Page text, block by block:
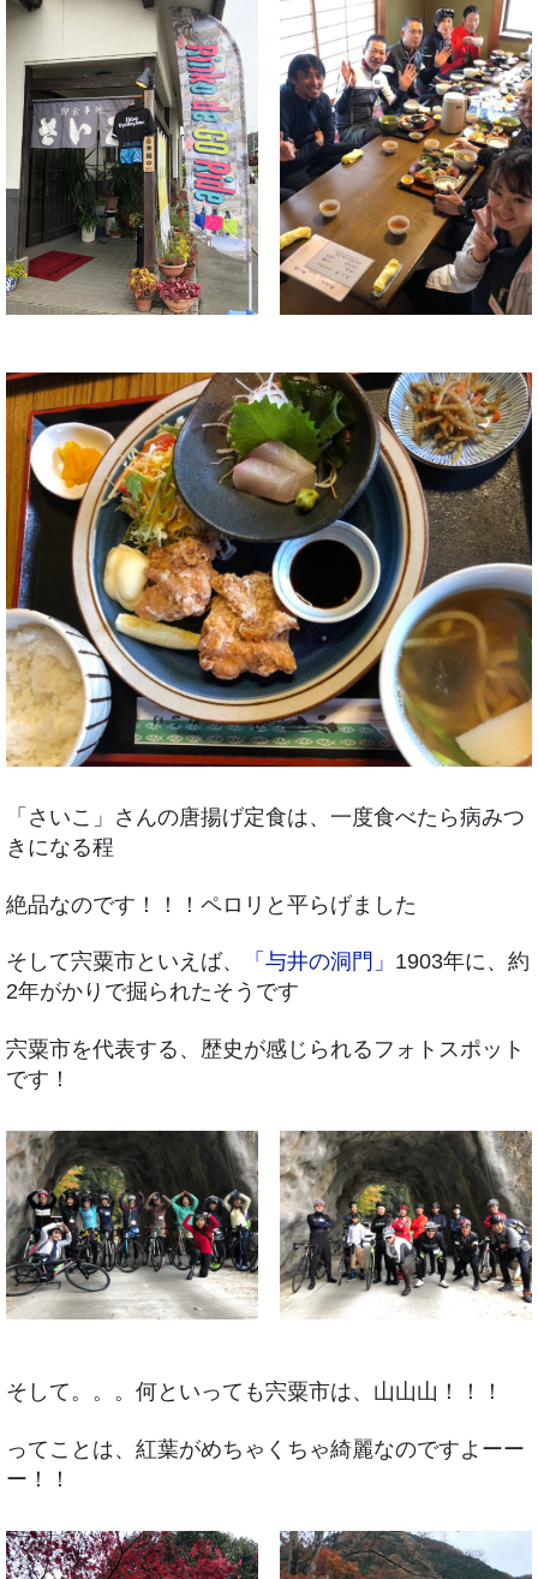
「さいこ」さんの唐揚げ定食は、一度食べたら病みつ
きになる程
絶品なのです！！！ペロリと平らげました
そして宍粟市といえば、 「与井の洞門」 1903年に、約
2年がかりで掘られたそうです
宍粟市を代表する、歴史が感じられるフォトスポット
です！
そして。。。何といっても宍粟市は、山山山！！！
ってことは、紅葉がめちゃくちゃ綺麗なのですよーー
ー！！